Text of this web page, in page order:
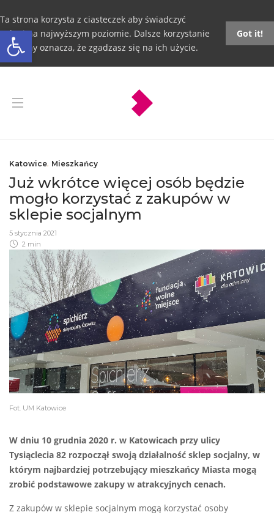
Otwórz pasek narzędzi
Ta strona korzysta z ciasteczek aby świadczyć
usługi na najwyższym poziomie. Dalsze korzystanie
ze strony oznacza, że zgadzasz się na ich użycie.
Got it!
Katowice, Mieszkańcy
Już wkrótce więcej osób będzie
mogło korzystać z zakupów w
sklepie socjalnym
5 stycznia 2021
2 min
Fot. UM Katowice
W dniu 10 grudnia 2020 r. w Katowicach przy ulicy
Tysiąclecia 82 rozpoczął swoją działalność sklep socjalny, w
którym najbardziej potrzebujący mieszkańcy Miasta mogą
zrobić podstawowe zakupy w atrakcyjnych cenach.
Z zakupów w sklepie socjalnym mogą korzystać osoby